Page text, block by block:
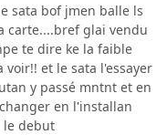
sata bof jmen balle ls
glai vendu
te dire ke la faible
et le sata l'essayer
y passé mntnt et en
en l'installan
le debut